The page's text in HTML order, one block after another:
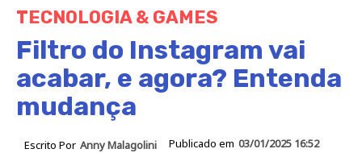
TECNOLOGIA & GAMES
Filtro do Instagram vai
acabar, e agora? Entenda
mudança
Escrito Por Anny Malagolini Publicado em 03/01/2025 16:52